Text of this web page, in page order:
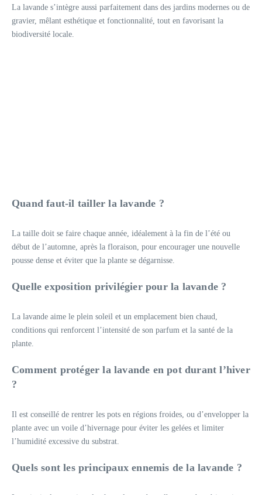
La lavande s’intègre aussi parfaitement dans des jardins modernes ou de
gravier, mêlant esthétique et fonctionnalité, tout en favorisant la
biodiversité locale.
Quand faut-il tailler la lavande ?
La taille doit se faire chaque année, idéalement à la fin de l’été ou
début de l’automne, après la floraison, pour encourager une nouvelle
pousse dense et éviter que la plante se dégarnisse.
Quelle exposition privilégier pour la lavande ?
La lavande aime le plein soleil et un emplacement bien chaud,
conditions qui renforcent l’intensité de son parfum et la santé de la
plante.
Comment protéger la lavande en pot durant l’hiver
?
Il est conseillé de rentrer les pots en régions froides, ou d’envelopper la
plante avec un voile d’hivernage pour éviter les gelées et limiter
l’humidité excessive du substrat.
Quels sont les principaux ennemis de la lavande ?